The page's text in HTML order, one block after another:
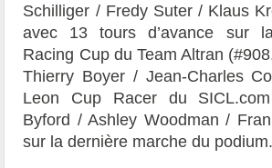
Schilliger / Fredy Suter/ Klaus
avec 13 tours d’avance sur
Racing Cup du Team Altran
Thierry Boyer / Jean-Charles
Leon Cup Racer du
Byford /Ashley Woodman /
sur la dernière marche du podium.